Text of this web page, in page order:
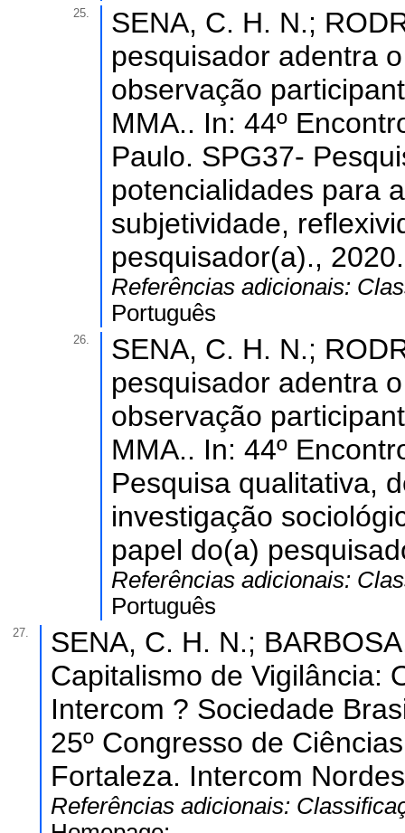
25.
SENA, C. H. N.;
pesquisador adentra
observação
MMA.. In: 44º
Paulo. SPG37-
potencialidades para
subjetividade,
pesquisador(a)., 2020.
Referências adicionais:
Português
26.
SENA, C. H. N.;
pesquisador adentra
observação
MMA.. In: 44º
Pesquisa qualitativa,
investigação
papel do(a)
Referências adicionais:
Português
27.
SENA, C. H. N.;
Capitalismo de Vigilância:
Intercom ? Sociedade
25º Congresso de
Fortaleza. Intercom
Referências adicionais: